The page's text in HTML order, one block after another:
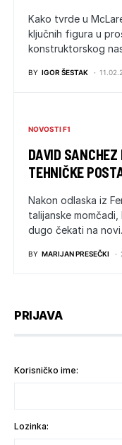
Kako tvrde u
ključnih figura u
konstruktorskog
BY IGOR ŠESTAK
NOVOSTI F1
DAVID
TEHNIČKE
Nakon odlaska iz
talijanske
dugo čekati na
BY MARIJAN PRESEČKI
PRIJAVA
Korisničko ime:
Lozinka: